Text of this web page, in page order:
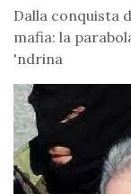
Dalla conquista
mafia: la
'ndrina